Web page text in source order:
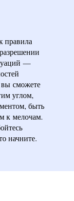
правила
—
сможете
углом,
быть
к мелочам.
начните.